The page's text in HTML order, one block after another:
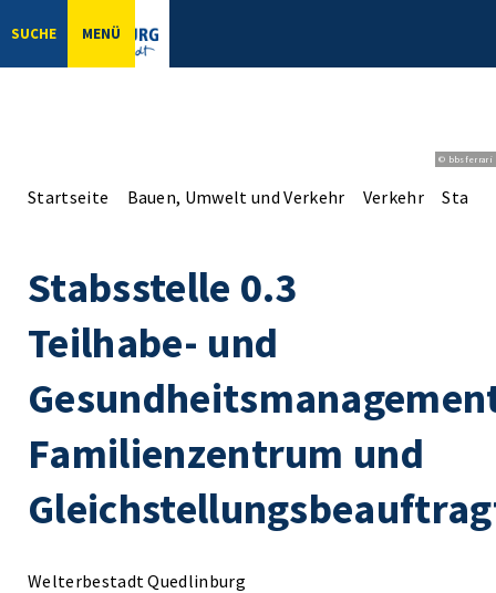
SUCHE MENÜ
© bbsferrari
Startseite Bauen, Umwelt und Verkehr Verkehr
Stabsstelle 0.3
Teilhabe- und
Familienzentrum und
Welterbestadt Quedlinburg